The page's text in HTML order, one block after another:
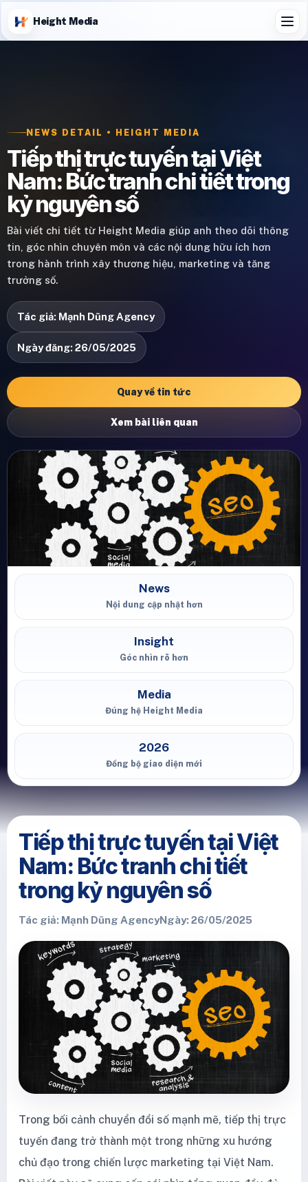
Height Media
NEWS DETAIL • HEIGHT MEDIA
Tiếp thị trực tuyến tại Việt
Nam: Bức tranh chi tiết trong
kỷ nguyên số
Bài viết chi tiết từ Height Media giúp anh theo dõi thông
tin, góc nhìn chuyên môn và các nội dung hữu ích hơn
trong hành trình xây thương hiệu, marketing và tăng
trưởng số.
Tác giả: Mạnh Dũng Agency
Ngày đăng: 26/05/2025
Quay về tin tức
Xem bài liên quan
News
Nội dung cập nhật hơn
Insight
Góc nhìn rõ hơn
Media
Đúng hệ Height Media
2026
Đồng bộ giao diện mới
Tiếp thị trực tuyến tại Việt
Nam: Bức tranh chi tiết
trong kỷ nguyên số
Tác giả: Mạnh Dũng AgencyNgày: 26/05/2025
Trong bối cảnh chuyển đổi số mạnh mẽ, tiếp thị trực
tuyến đang trở thành một trong những xu hướng
chủ đạo trong chiến lược marketing tại Việt Nam.